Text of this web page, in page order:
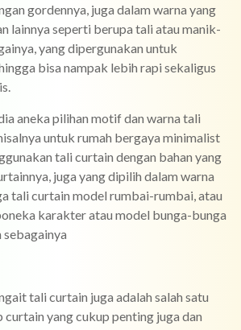
gordennya, juga dalam warna yang
lainnya seperti berupa tali atau manik-
yang dipergunakan untuk
bisa nampak lebih rapi sekaligus
aneka pilihan motif dan warna tali
untuk rumah bergaya minimalist
tali curtain dengan bahan yang
juga yang dipilih dalam warna
tali curtain model rumbai-rumbai, atau
karakter atau model bunga-bunga
tali curtain juga adalah salah satu
curtain yang cukup penting juga dan